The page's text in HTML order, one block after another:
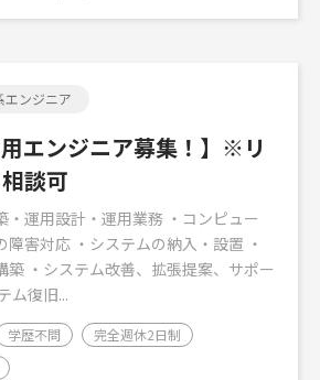
エンジニア
用エンジニア募集！】※リ
談可
・運用設計・運用業務 ・コンピュー
障害対応 ・システムの納入・設置 ・
築 ・システム改善、拡張提案、サポー
ム復旧...
学歴不問
完全週休2日制